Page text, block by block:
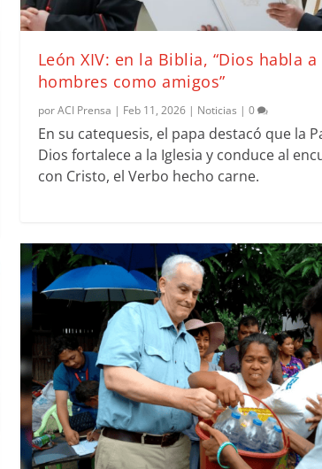
León XIV: en la Biblia, “Dios habla a
hombres como amigos”
porACI Prensa | Feb 11, 2026| Noticias | 0
En su catequesis, el papa destacó que la
Dios fortalece a la Iglesia y conduce al
con Cristo, el Verbo hecho carne.